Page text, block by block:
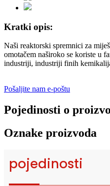
Kratki opis:
Naši reaktorski spremnici za
omotačem naširoko se koriste u
industriji, industriji finih
Pošaljite nam e-poštu
Pojedinosti o
Oznake proizvoda
pojedinosti